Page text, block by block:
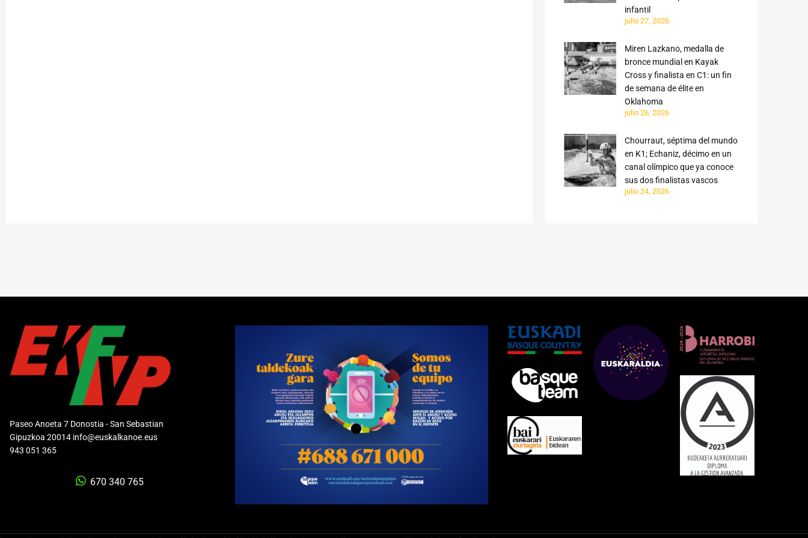
infantil
julio 27, 2026
Miren Lazkano, medalla de
bronce mundial en Kayak
Cross y finalista en C1: un fin
de semana de élite en
Oklahoma
julio 26, 2026
Chourraut, séptima del mundo
en K1; Echaniz, décimo en un
canal olímpico que ya conoce
sus dos finalistas vascos
julio 24, 2026
Paseo Anoeta 7 Donostia - San Sebastian
Gipuzkoa 20014 info@euskalkanoe.eus
943 051 365
670 340 765